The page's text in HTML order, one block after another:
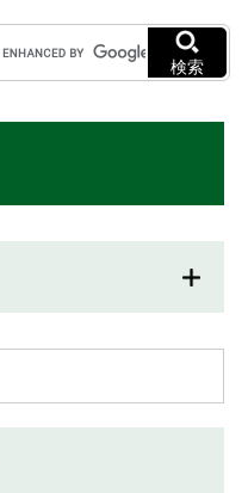
て本文へ
ー
検索